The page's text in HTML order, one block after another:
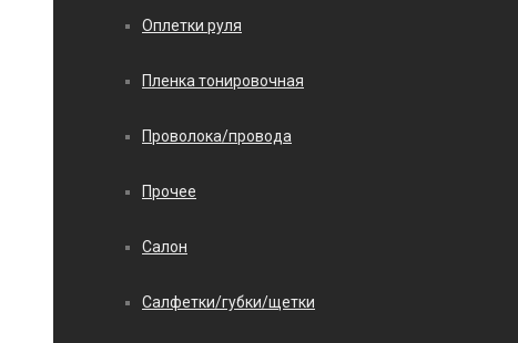
Оплетки руля
Пленка тонировочная
Проволока/провода
Прочее
Салон
Салфетки/губки/щетки